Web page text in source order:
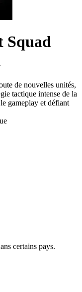
Squad
de nouvelles unités,
tactique intense de la
gameplay et défiant
certains pays.